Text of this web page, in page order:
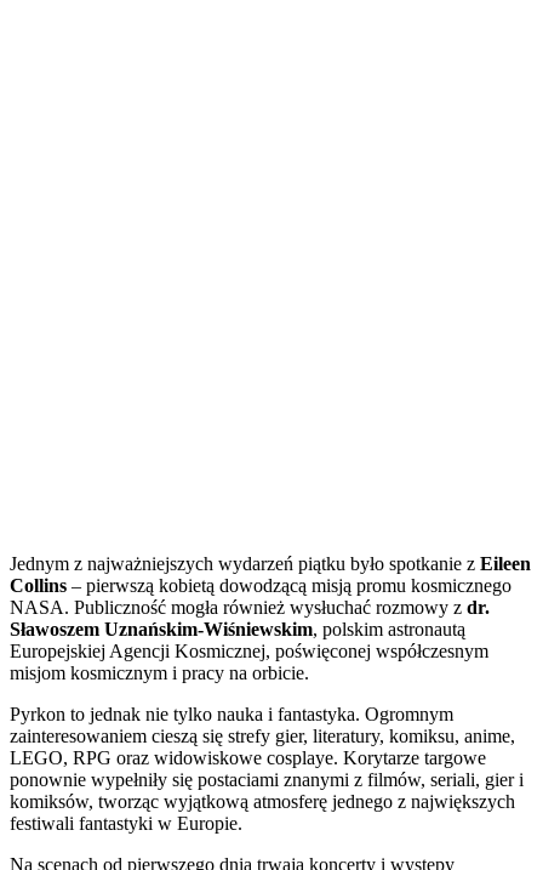
Jednym z najważniejszych wydarzeń piątku było spotkanie z Eileen
Collins – pierwszą kobietą dowodzącą misją promu kosmicznego
NASA. Publiczność mogła również wysłuchać rozmowy z dr.
Sławoszem Uznańskim-Wiśniewskim, polskim astronautą
Europejskiej Agencji Kosmicznej, poświęconej współczesnym
misjom kosmicznym i pracy na orbicie.
Pyrkon to jednak nie tylko nauka i fantastyka. Ogromnym
zainteresowaniem cieszą się strefy gier, literatury, komiksu, anime,
LEGO, RPG oraz widowiskowe cosplaye. Korytarze targowe
ponownie wypełniły się postaciami znanymi z filmów, seriali, gier i
komiksów, tworząc wyjątkową atmosferę jednego z największych
festiwali fantastyki w Europie.
Na scenach od pierwszego dnia trwają koncerty i występy